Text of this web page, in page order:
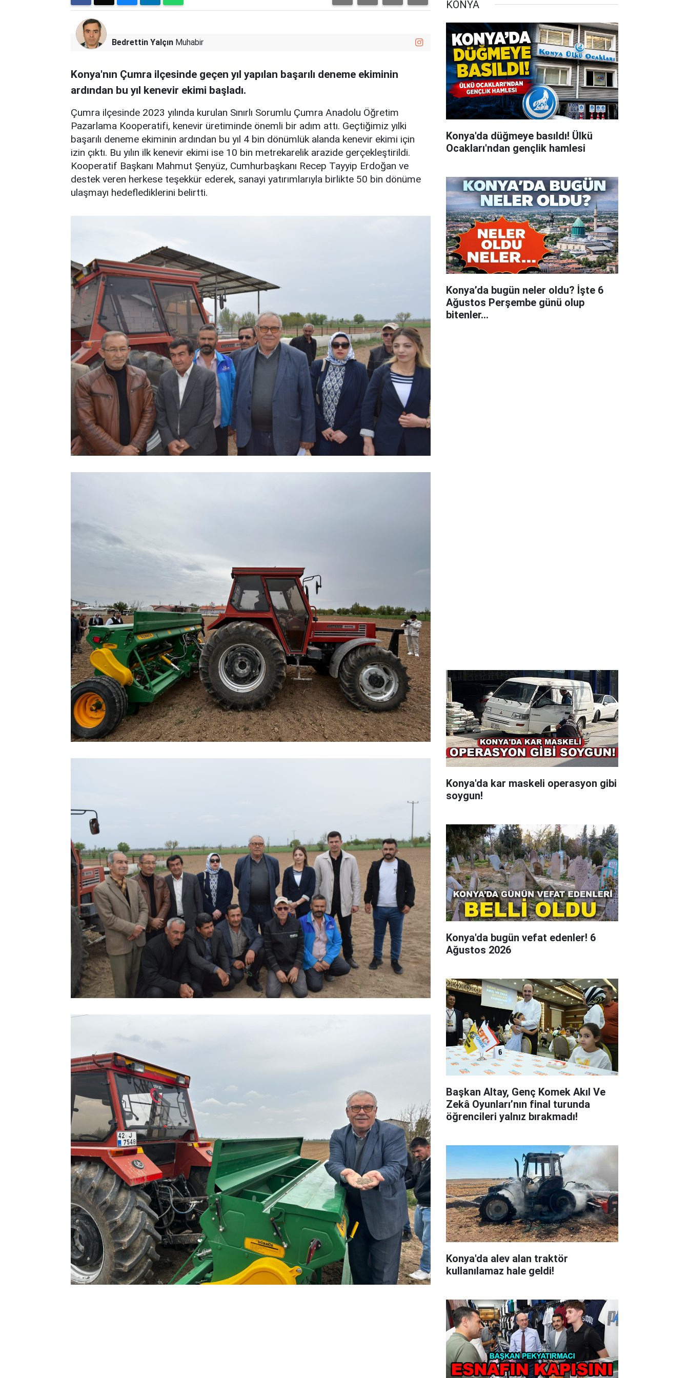
Bedrettin Yalçın Muhabir
Konya'nın Çumra ilçesinde geçen yıl yapılan başarılı deneme ekiminin
ardından bu yıl kenevir ekimi başladı.
Çumra ilçesinde 2023 yılında kurulan Sınırlı Sorumlu Çumra Anadolu Öğretim
Pazarlama Kooperatifi, kenevir üretiminde önemli bir adım attı. Geçtiğimiz yılki
başarılı deneme ekiminin ardından bu yıl 4 bin dönümlük alanda kenevir ekimi için
izin çıktı. Bu yılın ilk kenevir ekimi ise 10 bin metrekarelik arazide gerçekleştirildi.
Kooperatif Başkanı Mahmut Şenyüz, Cumhurbaşkanı Recep Tayyip Erdoğan ve
destek veren herkese teşekkür ederek, sanayi yatırımlarıyla birlikte 50 bin dönüme
ulaşmayı hedeflediklerini belirtti.
KONYA
Konya'da düğmeye basıldı! Ülkü
Ocakları'ndan gençlik hamlesi
Konya’da bugün neler oldu? İşte 6
Ağustos Perşembe günü olup
bitenler…
Konya'da kar maskeli operasyon gibi
soygun!
Konya'da bugün vefat edenler! 6
Ağustos 2026
Başkan Altay, Genç Komek Akıl Ve
Zekâ Oyunları’nın final turunda
öğrencileri yalnız bırakmadı!
Konya'da alev alan traktör
kullanılamaz hale geldi!